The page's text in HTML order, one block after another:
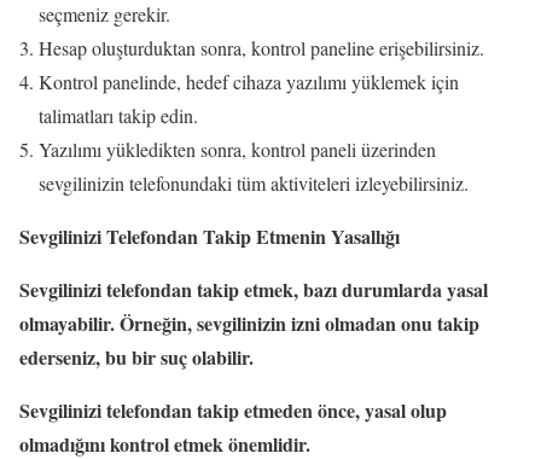
seçmeniz gerekir.
Hesap oluşturduktan sonra, kontrol paneline erişebilirsiniz.
Kontrol panelinde, hedef cihaza yazılımı yüklemek için
talimatları takip edin.
Yazılımı yükledikten sonra, kontrol paneli üzerinden
sevgilinizin telefonundaki tüm aktiviteleri izleyebilirsiniz.
Sevgilinizi Telefondan Takip Etmenin Yasallığı
Sevgilinizi telefondan takip etmek, bazı durumlarda yasal
olmayabilir. Örneğin, sevgilinizin izni olmadan onu takip
ederseniz, bu bir suç olabilir.
Sevgilinizi telefondan takip etmeden önce, yasal olup
olmadığını kontrol etmek önemlidir.